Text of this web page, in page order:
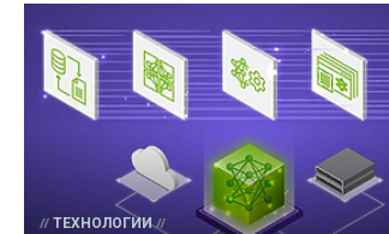
ТЕХНОЛОГИИ